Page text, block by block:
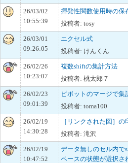
26/03/02
10:55:39
揮発性関数使用時の保
投稿者: tosy
26/03/01
09:26:05
エクセル式
投稿者: けんくん
26/02/26
10:23:07
複数shiftの集計方法
投稿者: 桃太郎７
26/02/23
09:01:39
ピボットのマージで集
投稿者: toma100
26/02/19
14:30:28
［リンクされた図］
投稿者: 滝沢
26/02/19
10:47:52
データ無しのセル内
ペースの状態が選択さ